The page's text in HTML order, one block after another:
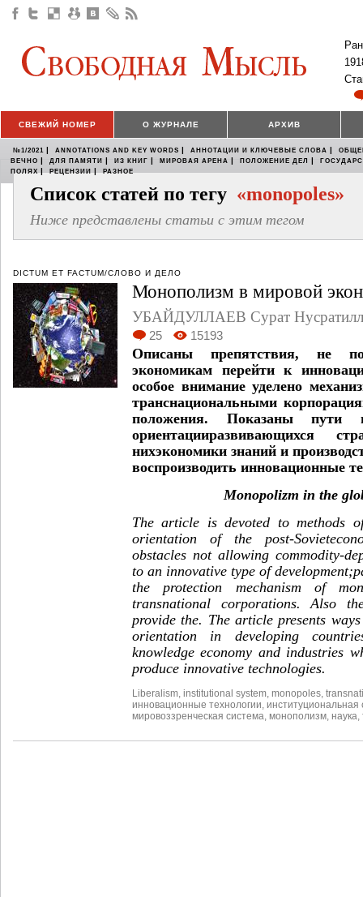
СВЕЖИЙ НОМЕР О ЖУРНАЛЕ АРХИВ
№1/2021 | ANNOTATIONS AND KEY WORDS | АННОТАЦИИ И КЛЮЧЕВЫЕ СЛОВА |
ВЕЧНО | ДЛЯ ПАМЯТИ | ИЗ КНИГ | МИРОВАЯ АРЕНА | ПОЛОЖЕНИЕ ДЕЛ |
ПОЛЯХ | РЕЦЕНЗИИ | РАЗНОЕ
Список статей по тегу «monopoles»
Ниже представлены статьи с этим тегом
DICTUM ET FACTUM/СЛОВО И ДЕЛО
Монополизм в мировой
УБАЙДУЛЛАЕВ Сурат
25 15193
Описаны препятствия, не
экономикам перейти к
особое внимание уделено
транснациональными
положения. Показаны пути
ориентацииразвивающихся
нихэкономики знаний и
воспроизводить инновационные
Monopolizm in the
The article is devoted to methods
orientation of the post-
obstacles not allowing commodity-
to an innovative type of
the protection mechanism of
transnational corporations. Also
provide the. The article presents
orientation in developing
knowledge economy and industries
produce innovative technologies.
Liberalism institutional system monopoles
инновационные технологии институциональная
мировоззренческая система монополизм наука